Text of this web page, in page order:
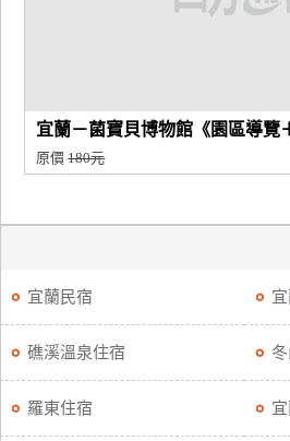
宜蘭－菌寶貝博物館《園區導覽
原價180元
宜蘭民宿
礁溪溫泉住宿
羅東住宿